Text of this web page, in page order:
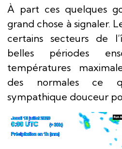
À part ces quelques
grand chose à signaler.
certains secteurs de
belles périodes
températures
des normales ce
sympathique douceur